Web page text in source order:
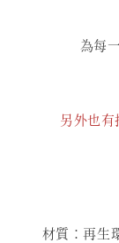
為每
另外也
材質：再生